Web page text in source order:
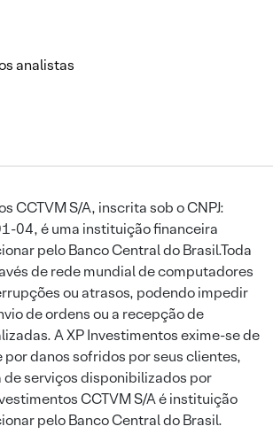
analistas
CCTVM S/A, inscrita sob o CNPJ:
04, é uma instituição financeira
pelo Banco Central do Brasil.Toda
de rede mundial de computadores
ou atrasos, podendo impedir
de ordens ou a recepção de
A XP Investimentos exime-se de
danos sofridos por seus clientes,
de serviços disponibilizados por
CCTVM S/A é instituição
pelo Banco Central do Brasil.